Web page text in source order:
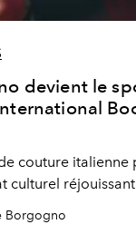
devient le
couture italienne
culturel
Borgogno